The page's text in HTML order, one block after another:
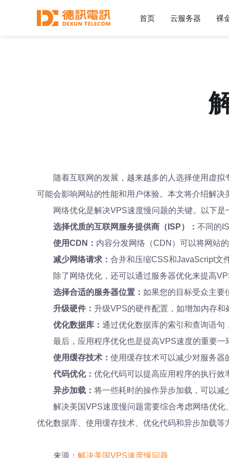
首页 云服务器 裸
随着互联网的发展，越来越多的人选择使用虚
可能会影响网站的性能和用户体验。本文将介绍解
网络优化是解决VPS速度慢问题的关键。以下是
选择优质的互联网服务提供商（ISP）： 不同的
使用CDN： 内容分发网络（CDN）可以将网站
减少网络请求： 合并和压缩CSS和JavaScript文
除了网络优化，还可以通过服务器优化来提高
选择合适的服务器位置： 如果您的目标受众主要
升级硬件： 升级VPS的硬件配置，如增加内存
优化数据库： 通过优化数据库的索引和查询语
最后，应用程序优化也是提高VPS速度的重要一
使用缓存技术： 使用缓存技术可以减少对服务器
代码优化： 优化代码可以提高应用程序的执行
异步加载： 将一些耗时的操作异步加载，可以减
解决美国VPS速度慢问题需要综合考虑网络优
优化数据库、使用缓存技术、优化代码和异步加载
来源： 解决美国VPS速度慢问题